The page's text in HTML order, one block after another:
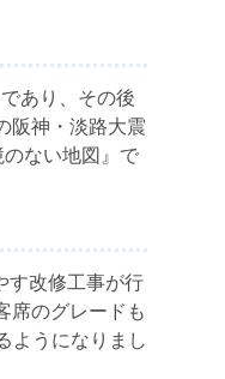
あり、その後
阪神・淡路大震
ない地図』で
す改修工事が行
席のグレードも
ようになりまし